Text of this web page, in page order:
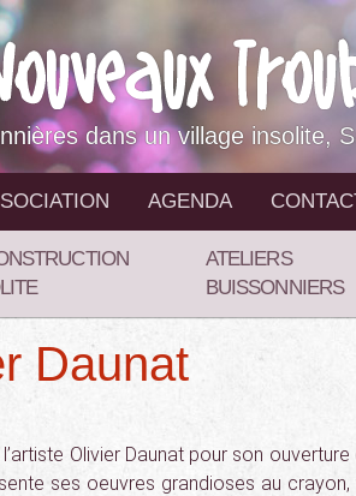
dans un village insolite,
AGENDA
ATELIERS
BUISSONNIERS
Daunat
Olivier Daunat pour son ouverture
ses oeuvres grandioses au crayon,